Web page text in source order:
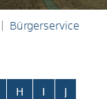
Bürgerservice
H